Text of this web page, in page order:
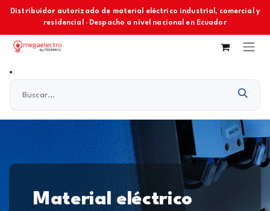
Ir al contenido
Distribuidor autorizado de material eléctrico industrial, comercial y
residencial · Despacho a nivel nacional en Ecuador
Material eléctrico